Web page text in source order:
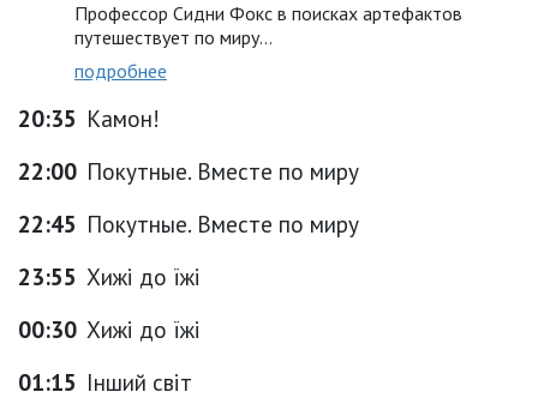
Профессор Сидни Фокс в поисках артефактов
путешествует по миру...
подробнее
20:35 Камон!
22:00 Покутные. Вместе по миру
22:45 Покутные. Вместе по миру
23:55 Хижі до їжі
00:30 Хижі до їжі
01:15 Інший світ